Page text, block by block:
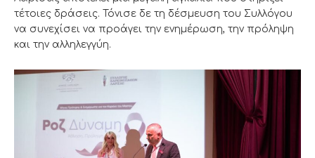
τέτοιες δράσεις. Τόνισε δε τη δέσμευση του Συλλόγου
να συνεχίσει να προάγει την ενημέρωση, την πρόληψη
και την αλληλεγγύη.